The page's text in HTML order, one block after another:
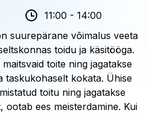
11:00 - 14:00
suurepärane võimalus veeta
toidu ja käsitööga.
toite ning jagatakse
taskukohaselt kokata. Ühise
toitu ning jagatakse
ootab ees meisterdamine. Kui